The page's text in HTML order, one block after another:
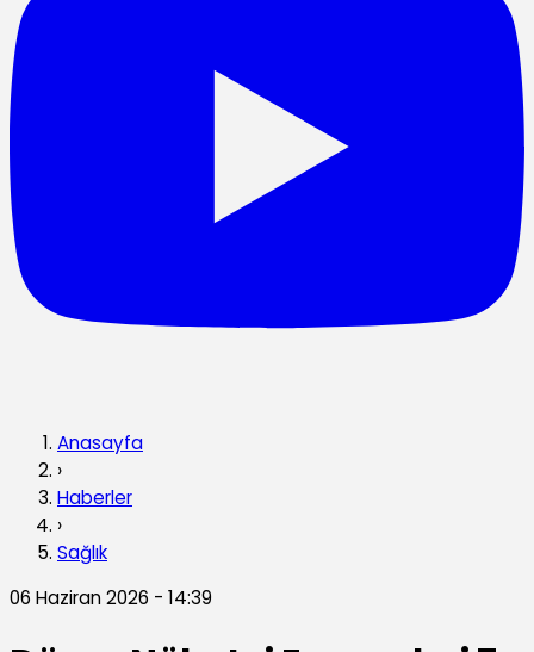
Anasayfa
›
Haberler
›
Sağlık
06 Haziran 2026 - 14:39